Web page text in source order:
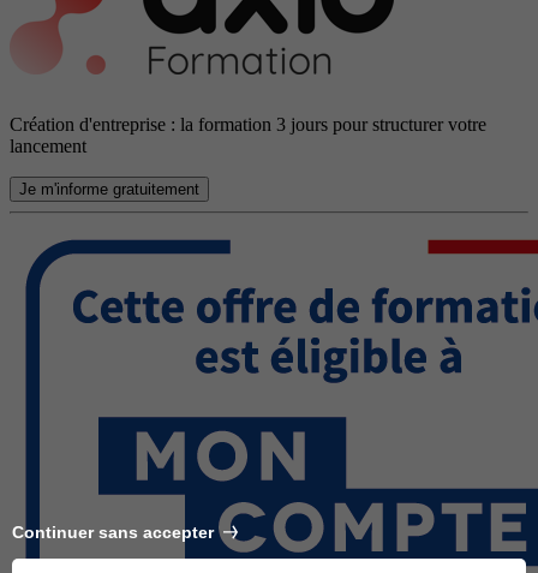
Création d'entreprise : la formation 3 jours pour structurer votre
lancement
Je m'informe gratuitement
Continuer sans accepter